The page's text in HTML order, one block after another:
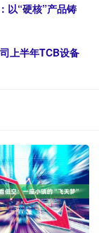
以“硬核”产品铸
上半年TCB设备